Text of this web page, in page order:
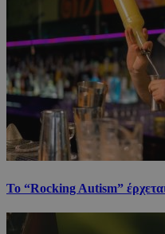
Το “Rocking Autism”